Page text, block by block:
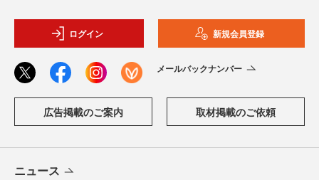
ログイン 新規会員登録
メールバックナンバー
広告掲載のご案内 取材掲載のご依頼
ニュース